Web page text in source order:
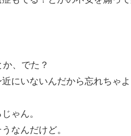
、でた？
にいないんだから忘れちゃよ
ゃん。
なんだけど。